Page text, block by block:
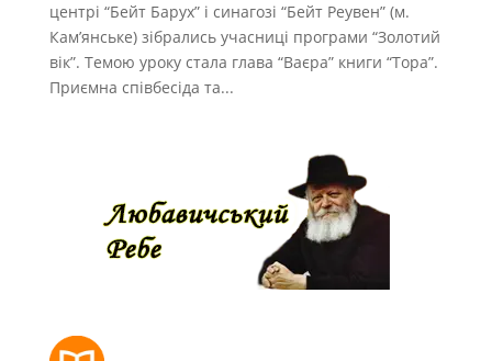
центрі “Бейт Барух” і синагозі “Бейт Реувен” (м.
Кам’янське) зібрались учасниці програми “Золотий
вік”. Темою уроку стала глава “Ваєра” книги “Тора”.
Приємна співбесіда та...